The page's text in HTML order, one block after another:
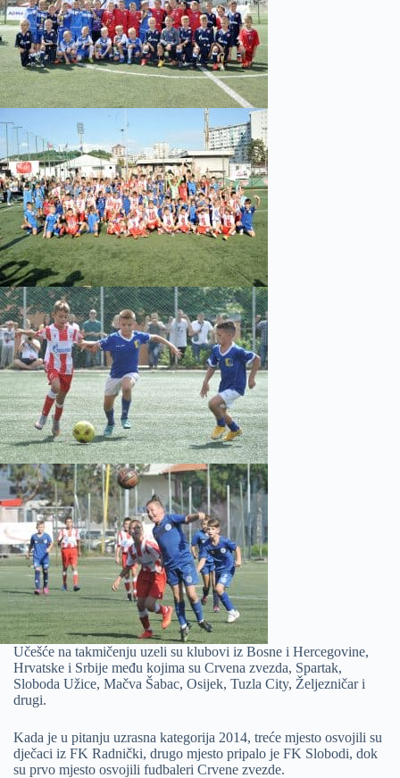
Učešće na takmičenju uzeli su klubovi iz Bosne i Hercegovine,
Hrvatske i Srbije među kojima su Crvena zvezda, Spartak,
Sloboda Užice, Mačva Šabac, Osijek, Tuzla City, Željezničar i
drugi.
Kada je u pitanju uzrasna kategorija 2014, treće mjesto osvojili su
dječaci iz FK Radnički, drugo mjesto pripalo je FK Slobodi, dok
su prvo mjesto osvojili fudbaleri Crvene zvezde.